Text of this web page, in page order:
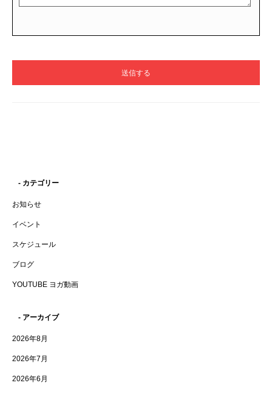
- カテゴリー
お知らせ
イベント
スケジュール
ブログ
YOUTUBE ヨガ動画
- アーカイブ
2026年8月
2026年7月
2026年6月